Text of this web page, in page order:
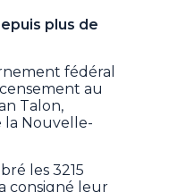
plus de
fédéral
au
Talon,
la Nouvelle-
les 3215
consigné leur